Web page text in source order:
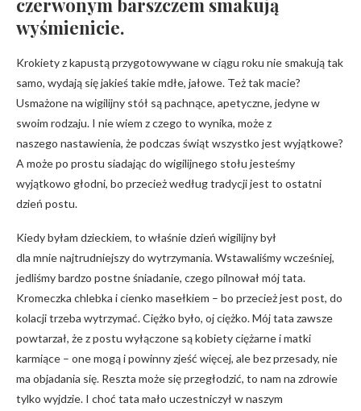
czerwonym barszczem smakują
wyśmienicie.
Krokiety z kapustą przygotowywane w ciągu roku nie smakują tak
samo, wydają się jakieś takie mdłe, jałowe. Też tak macie?
Usmażone na wigilijny stół są pachnące, apetyczne, jedyne w
swoim rodzaju. I nie wiem z czego to wynika, może z
naszego nastawienia, że podczas świąt wszystko jest wyjątkowe?
A może po prostu siadając do wigilijnego stołu jesteśmy
wyjątkowo głodni, bo przecież według tradycji jest to ostatni
dzień postu.
Kiedy byłam dzieckiem, to właśnie dzień wigilijny był
dla mnie najtrudniejszy do wytrzymania. Wstawaliśmy wcześniej,
jedliśmy bardzo postne śniadanie, czego pilnował mój tata.
Kromeczka chlebka i cienko masełkiem – bo przecież jest post, do
kolacji trzeba wytrzymać. Ciężko było, oj ciężko. Mój tata zawsze
powtarzał, że z postu wyłączone są kobiety ciężarne i matki
karmiące – one mogą i powinny zjeść więcej, ale bez przesady, nie
ma objadania się. Reszta może się przegłodzić, to nam na zdrowie
tylko wyjdzie. I choć tata mało uczestniczył w naszym